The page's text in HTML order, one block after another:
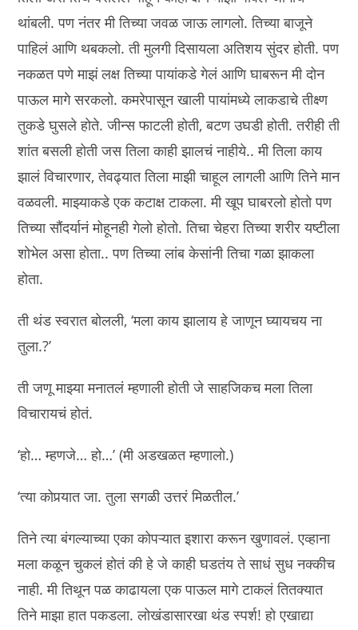
थांबली. पण नंतर मी तिच्या जवळ जाऊ लागलो. तिच्या बाजूने
पाहिलं आणि थबकलो. ती मुलगी दिसायला अतिशय सुंदर होती. पण
नकळत पणे माझं लक्ष तिच्या पायांकडे गेलं आणि घाबरून मी दोन
पाऊल मागे सरकलो. कमरेपासून खाली पायांमध्ये लाकडाचे तीक्ष्ण
तुकडे घुसले होते. जीन्स फाटली होती, बटण उघडी होती. तरीही ती
शांत बसली होती जस तिला काही झालचं नाहीये.. मी तिला काय
झालं विचारणार, तेवढ्यात तिला माझी चाहूल लागली आणि तिने मान
वळवली. माझ्याकडे एक कटाक्ष टाकला. मी खूप घाबरलो होतो पण
तिच्या सौंदर्यानं मोहूनही गेलो होतो. तिचा चेहरा तिच्या शरीर यष्टीला
शोभेल असा होता.. पण तिच्या लांब केसांनी तिचा गळा झाकला
होता.
ती थंड स्वरात बोलली, ‘मला काय झालाय हे जाणून घ्यायचय ना
तुला.?’
ती जणू माझ्या मनातलं म्हणाली होती जे साहजिकच मला तिला
विचारायचं होतं.
‘हो… म्हणजे… हो…’ (मी अडखळत म्हणालो.)
‘त्या कोपर्‍यात जा. तुला सगळी उत्तरं मिळतील.’
तिने त्या बंगल्याच्या एका कोपऱ्यात इशारा करून खुणावलं. एव्हाना
मला कळून चुकलं होतं की हे जे काही घडतंय ते साधं सुध नक्कीच
नाही. मी तिथून पळ काढायला एक पाऊल मागे टाकलं तितक्यात
तिने माझा हात पकडला. लोखंडासारखा थंड स्पर्श! हो एखाद्या